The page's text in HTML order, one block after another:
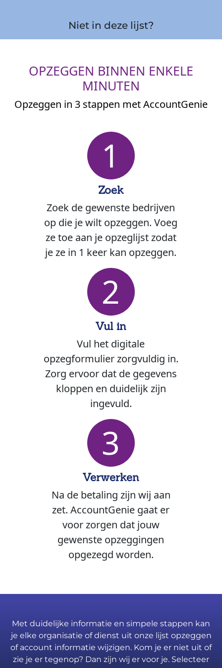
Niet in deze lijst?
OPZEGGEN BINNEN ENKELE
MINUTEN
Opzeggen in 3 stappen met AccountGenie
1
Zoek
Zoek de gewenste bedrijven
op die je wilt opzeggen. Voeg
ze toe aan je opzeglijst zodat
je ze in 1 keer kan opzeggen.
2
Vul in
Vul het digitale
opzegformulier zorgvuldig in.
Zorg ervoor dat de gegevens
kloppen en duidelijk zijn
ingevuld.
3
Verwerken
Na de betaling zijn wij aan
zet. AccountGenie gaat er
voor zorgen dat jouw
gewenste opzeggingen
opgezegd worden.
Met duidelijke informatie en simpele stappen kan
je elke organisatie of dienst uit onze lijst opzeggen
of account informatie wijzigen. Kom je er niet uit of
zie je er tegenop? Dan zijn wij er voor je. Selecteer